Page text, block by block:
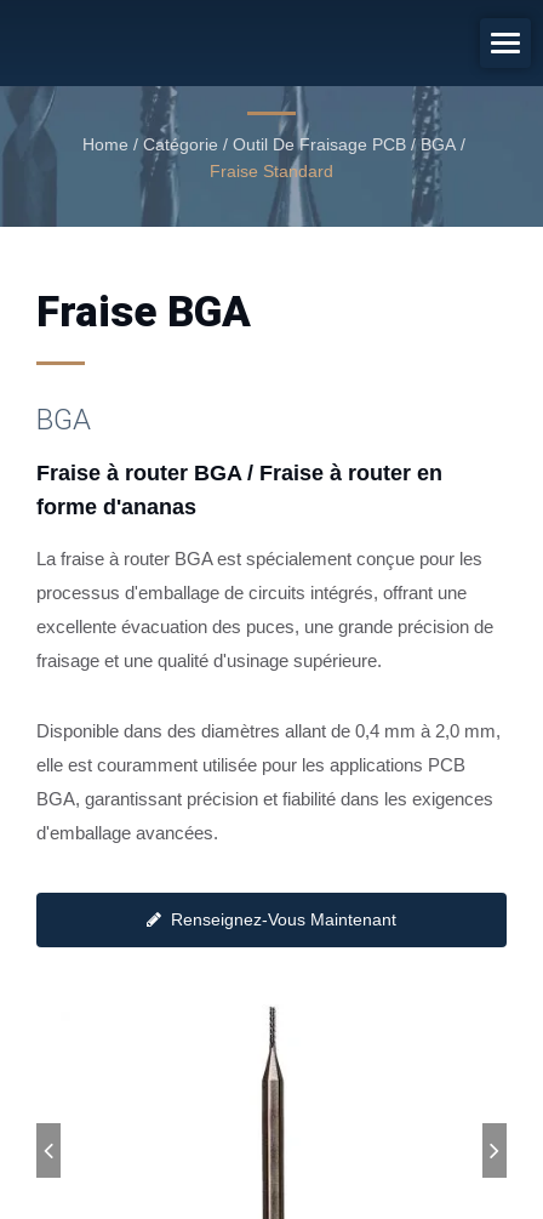
Router En Forme D'ananas
Home / Catégorie / Outil De Fraisage PCB / BGA /
Fraise Standard
Fraise BGA
BGA
Fraise à router BGA / Fraise à router en
forme d'ananas
La fraise à router BGA est spécialement conçue pour les
processus d'emballage de circuits intégrés, offrant une
excellente évacuation des puces, une grande précision de
fraisage et une qualité d'usinage supérieure.
Disponible dans des diamètres allant de 0,4 mm à 2,0 mm,
elle est couramment utilisée pour les applications PCB
BGA, garantissant précision et fiabilité dans les exigences
d'emballage avancées.
Renseignez-Vous Maintenant